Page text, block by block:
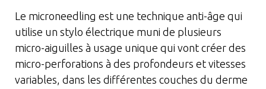
Le microneedling est une technique anti-âge qui
utilise un stylo électrique muni de plusieurs
micro-aiguilles à usage unique qui vont créer des
micro-perforations à des profondeurs et vitesses
variables, dans les différentes couches du derme